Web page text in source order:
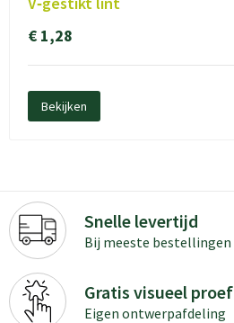
€ 1,28
Bekijken
Snelle levertijd
Bij meeste bestellingen
Gratis visueel proef
Eigen ontwerpafdeling